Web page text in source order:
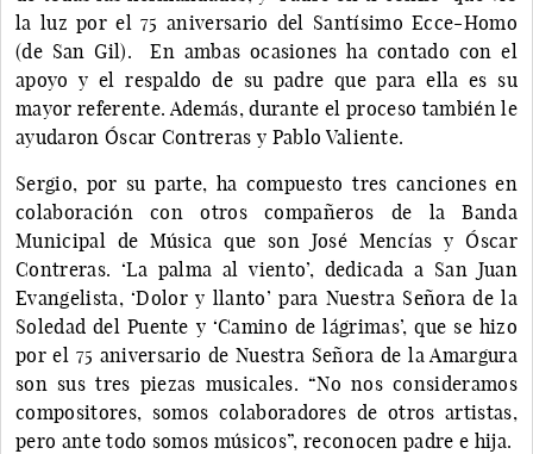
la luz por el 75 aniversario del Santísimo Ecce-Homo
(de San Gil). En ambas ocasiones ha contado con el
apoyo y el respaldo de su padre que para ella es su
mayor referente. Además, durante el proceso también le
ayudaron Óscar Contreras y Pablo Valiente.
Sergio, por su parte, ha compuesto tres canciones en
colaboración con otros compañeros de la Banda
Municipal de Música que son José Mencías y Óscar
Contreras. ‘La palma al viento’, dedicada a San Juan
Evangelista, ‘Dolor y llanto’ para Nuestra Señora de la
Soledad del Puente y ‘Camino de lágrimas’, que se hizo
por el 75 aniversario de Nuestra Señora de la Amargura
son sus tres piezas musicales. “No nos consideramos
compositores, somos colaboradores de otros artistas,
pero ante todo somos músicos”, reconocen padre e hija.